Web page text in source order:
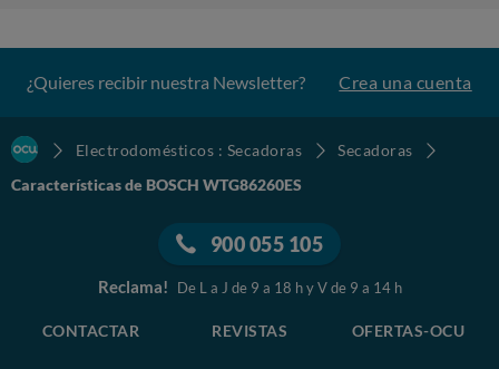
¿Quieres recibir nuestra Newsletter? Crea una cuenta
Electrodomésticos : Secadoras
Secadoras
Características de BOSCH WTG86260ES
900 055 105
Reclama! De L a J de 9 a 18 h y V de 9 a 14 h
CONTACTAR REVISTAS OFERTAS-OCU